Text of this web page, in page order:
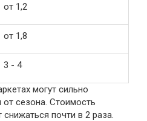
от 1,2
от 1,8
3 - 4
могут сильно
от сезона. Стоимость
почти в 2 раза.